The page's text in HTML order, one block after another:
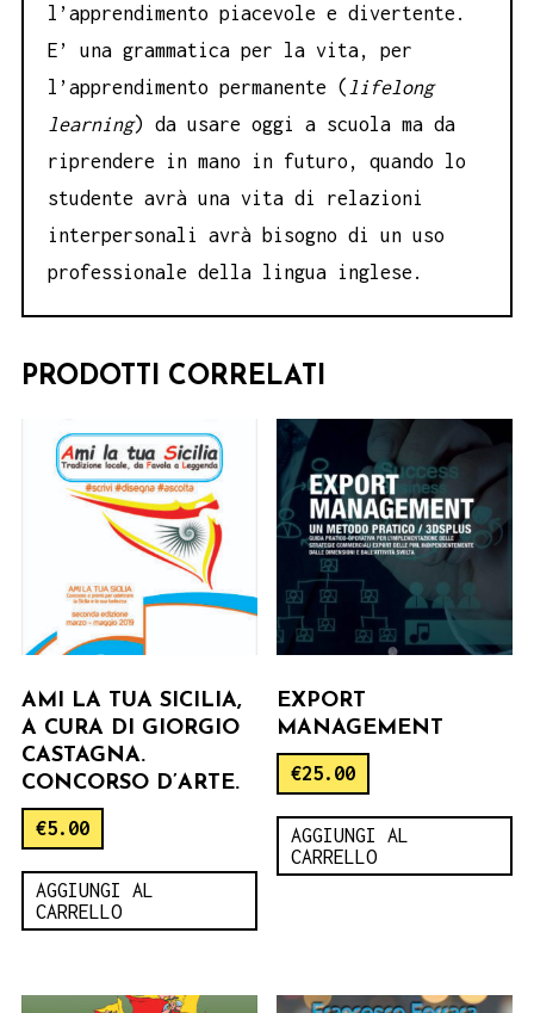
l’apprendimento piacevole e divertente.
E’ una grammatica per la vita, per
l’apprendimento permanente ( lifelong
learning) da usare oggi a scuola ma da
riprendere in mano in futuro, quando lo
studente avrà una vita di relazioni
interpersonali avrà bisogno di un uso
professionale della lingua inglese.
PRODOTTI CORRELATI
AMI LA TUA SICILIA,
A CURA DI GIORGIO
CASTAGNA.
CONCORSO D’ARTE.
€5.00
AGGIUNGI AL
CARRELLO
EXPORT
MANAGEMENT
€25.00
AGGIUNGI AL
CARRELLO